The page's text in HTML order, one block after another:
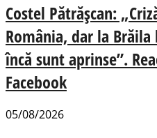
Costel Pătrășcan:
România, dar la
încă sunt aprinse”.
Facebook
05/08/2026